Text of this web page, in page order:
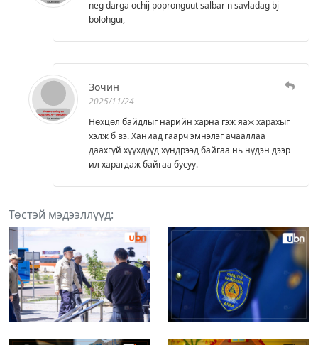
neg darga ochij popronguut salbar n savladag bj
bolohgui,
Зочин
2025/11/24
Нөхцөл байдлыг нарийн харна гэж яаж харахыг
хэлж б вэ. Ханиад гаарч эмнэлэг ачааллаа
даахгүй хүүхдүүд хүндрээд байгаа нь нүдэн дээр
ил харагдаж байгаа бусуу.
Төстэй мэдээллүүд: